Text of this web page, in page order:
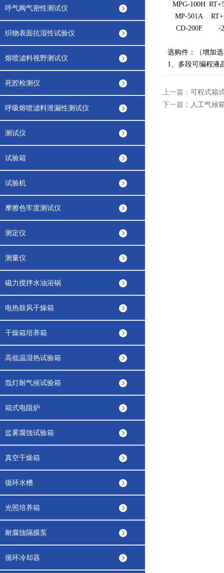
呼气阀气密性测试仪
织物表面抗湿性试验仪
熔喷滤料视野测试仪
死腔检测仪
呼吸熔喷滤料泄漏性测试仪
测试仪
试验箱
试验机
摩擦色牢度测试仪
测定仪
测量仪
磁力搅拌水油浴锅
电热鼓风干燥箱
干燥箱培养箱
高低温湿热试验箱
氙灯耐气候试验箱
箱式电阻炉
盐雾腐蚀试验箱
真空干燥箱
循环水槽
光照培养箱
耐腐蚀隔膜泵
循环冷却器
MPG-100H
MP-501A
CD-200F
-
选购件：（增加
1、多段可编程液
上一篇： 可程式箱
下一篇： 人工气候